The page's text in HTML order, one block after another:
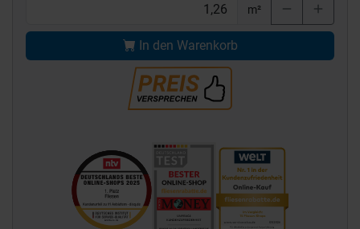
m²
In den Warenkorb